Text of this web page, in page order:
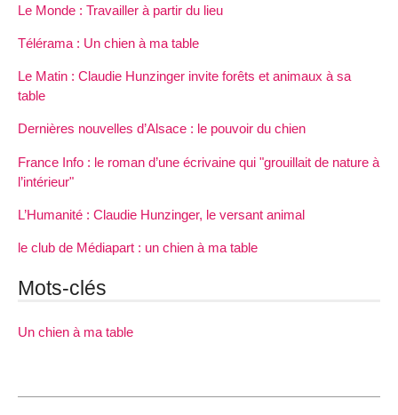
Le Monde : Travailler à partir du lieu
Télérama : Un chien à ma table
Le Matin : Claudie Hunzinger invite forêts et animaux à sa
table
Dernières nouvelles d’Alsace : le pouvoir du chien
France Info : le roman d’une écrivaine qui "grouillait de nature à
l’intérieur"
L’Humanité : Claudie Hunzinger, le versant animal
le club de Médiapart : un chien à ma table
Mots-clés
Un chien à ma table